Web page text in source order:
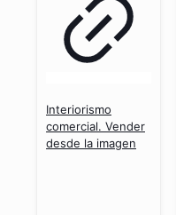
Interiorismo
comercial. Vender
desde la imagen